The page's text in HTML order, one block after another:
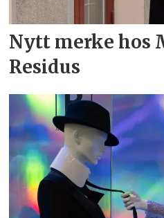
Nytt merke hos
Residus